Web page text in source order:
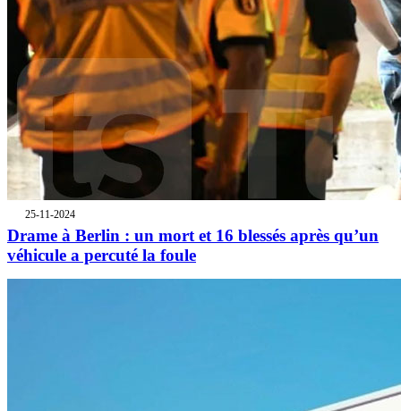
25-11-2024
Drame à Berlin : un mort et 16 blessés après qu’un
véhicule a percuté la foule